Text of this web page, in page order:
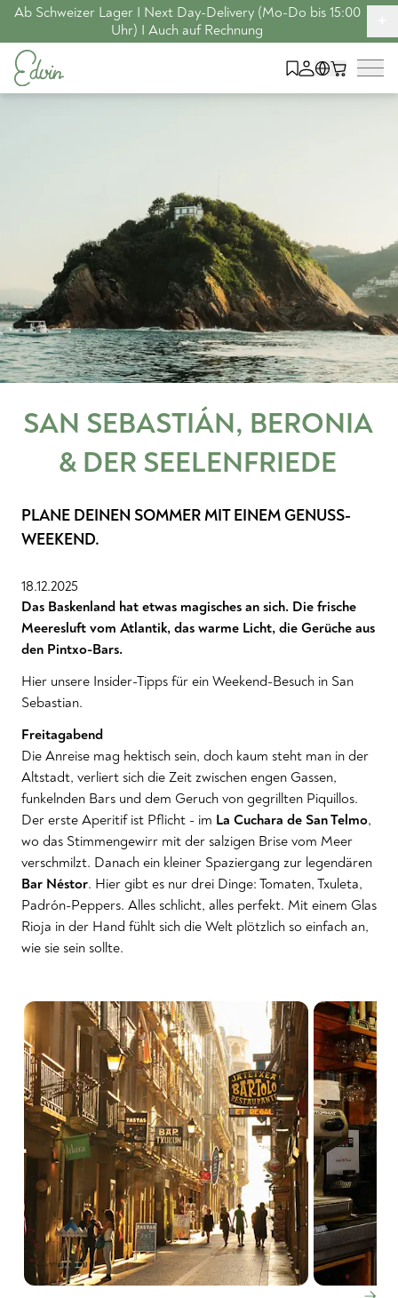
Ab Schweizer Lager I Next Day-Delivery (Mo-Do bis 15:00
Uhr) I Auch auf Rechnung
SAN SEBASTIÁN, BERONIA
& DER SEELENFRIEDE
PLANE DEINEN SOMMER MIT EINEM GENUSS-
WEEKEND.
18.12.2025
Das Baskenland hat etwas magisches an sich. Die frische
Meeresluft vom Atlantik, das warme Licht, die Gerüche aus
den Pintxo-Bars.
Hier unsere Insider-Tipps für ein Weekend-Besuch in San
Sebastian.
Freitagabend
Die Anreise mag hektisch sein, doch kaum steht man in der
Altstadt, verliert sich die Zeit zwischen engen Gassen,
funkelnden Bars und dem Geruch von gegrillten Piquillos.
Der erste Aperitif ist Pflicht - im La Cuchara de San Telmo,
wo das Stimmengewirr mit der salzigen Brise vom Meer
verschmilzt. Danach ein kleiner Spaziergang zur legendären
Bar Néstor. Hier gibt es nur drei Dinge: Tomaten, Txuleta,
Padrón-Peppers. Alles schlicht, alles perfekt. Mit einem Glas
Rioja in der Hand fühlt sich die Welt plötzlich so einfach an,
wie sie sein sollte.